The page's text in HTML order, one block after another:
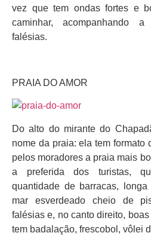
vez que tem ondas fortes e
caminhar, acompanhando
falésias.
PRAIA DO AMOR
Do alto do mirante do
nome da praia: ela tem formato
pelos moradores a praia mais
a preferida dos turistas,
quantidade de barracas,
mar esverdeado cheio de
falésias e, no canto direito,
tem badalação, frescobol, vôlei